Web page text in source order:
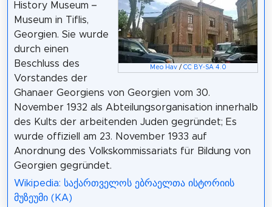
Meo Hav/ CC BY-SA 4.0
History Museum –
Museum in Tiflis,
Georgien. Sie wurde
durch einen
Beschluss des
Vorstandes der
Ghanaer Georgiens von Georgien vom 30.
November 1932 als Abteilungsorganisation innerhalb
des Kults der arbeitenden Juden gegründet; Es
wurde offiziell am 23. November 1933 auf
Anordnung des Volkskommissariats für Bildung von
Georgien gegründet.
Wikipedia: საქართველოს ებრაელთა ისტორიის
მუზეუმი (KA)